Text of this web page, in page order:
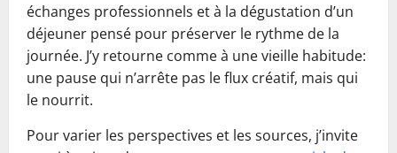
échanges professionnels et à la dégustation d’un
déjeuner pensé pour préserver le rythme de la
journée. J’y retourne comme à une vieille habitude:
une pause qui n’arrête pas le flux créatif, mais qui
le nourrit.
Pour varier les perspectives et les sources, j’invite